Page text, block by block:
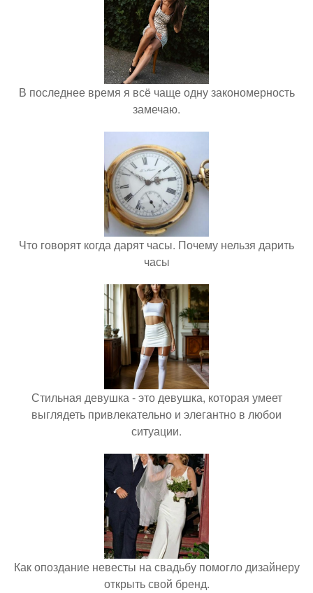
В последнее время я всё чаще одну закономерность
замечаю.
Что говорят когда дарят часы. Почему нельзя дарить
часы
Стильная девушка - это девушка, которая умеет
выглядеть привлекательно и элегантно в любои
ситуации.
Как опоздание невесты на свадьбу помогло дизайнеру
открыть свой бренд.